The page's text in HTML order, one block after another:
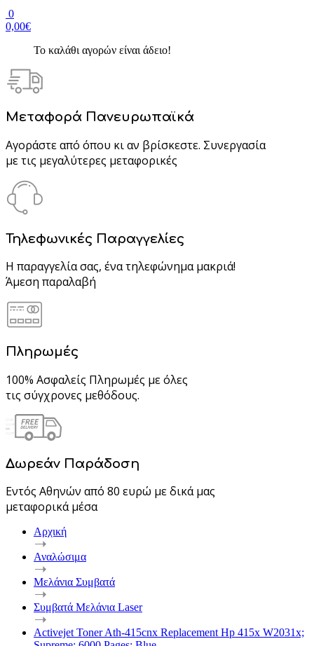
0
0,00€
Το καλάθι αγορών είναι άδειο!
Μεταφορά Πανευρωπαϊκά
Αγοράστε από όπου κι αν βρίσκεστε. Συνεργασία
με τις μεγαλύτερες μεταφορικές
Τηλεφωνικές Παραγγελίες
Η παραγγελία σας, ένα τηλεφώνημα μακριά!
Άμεση παραλαβή
Πληρωμές
100% Ασφαλείς Πληρωμές με όλες
τις σύγχρονες μεθόδους.
Δωρεάν Παράδοση
Εντός Αθηνών από 80 ευρώ με δικά μας
μεταφορικά μέσα
Αρχική
Αναλώσιμα
Μελάνια Συμβατά
Συμβατά Μελάνια Laser
Activejet Toner Ath-415cnx Replacement Hp 415x W2031x;